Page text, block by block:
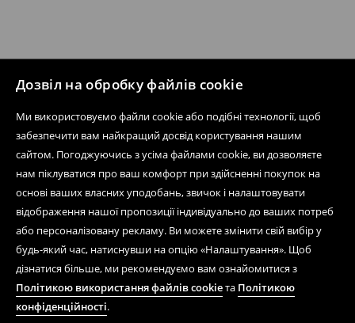
Дозвіл на обробку файлів cookie
Ми використовуємо файли cookie або подібні технології, щоб
забезпечити вам найкращий досвід користування нашим
сайтом. Погоджуючись з усіма файлами cookie, ви дозволяєте
нам піклуватися про ваш комфорт при здійсненні покупок на
основі ваших власних уподобань, звичок і налаштовувати
відображення нашої пропозиції індивідуально до ваших потреб
або персоналізовану рекламу. Ви можете змінити свій вибір у
будь-який час, натиснувши на опцію «Налаштування». Щоб
дізнатися більше, ми рекомендуємо вам ознайомитися з
Політикою використання файлів cookieта Політикою
конфіденційності.
Дізнатися більше про House
Допомога та контакт
Інтернет-магазин
Умови
Мобільний додаток